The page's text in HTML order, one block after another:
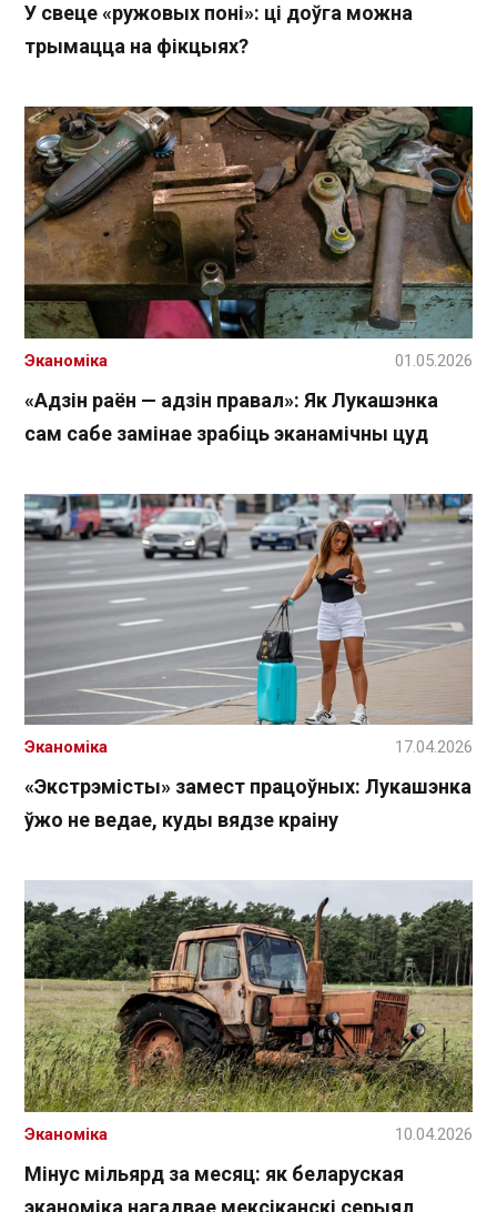
У свеце «ружовых поні»: ці доўга можна
трымацца на фікцыях?
«Адзін раён — адзін правал»: Як Лукашэнка
сам сабе замінае зрабіць эканамічны цуд
Эканоміка 01.05.2026
«Экстрэмісты» замест працоўных: Лукашэнка
ўжо не ведае, куды вядзе краіну
Эканоміка 17.04.2026
Мінус мільярд за месяц: як беларуская
эканоміка нагадвае мексіканскі серыял
Эканоміка 10.04.2026